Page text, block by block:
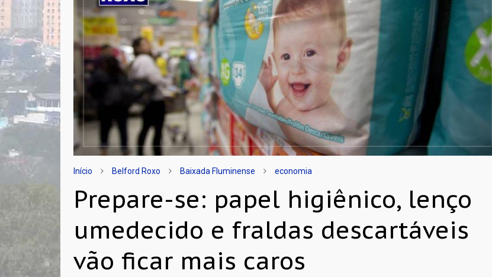
Início Belford Roxo Baixada Fluminense economia
Prepare-se: papel higiênico, lenço
umedecido e fraldas descartáveis
vão ficar mais caros